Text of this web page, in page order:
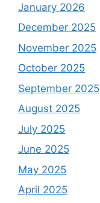
January 2026
December 2025
November 2025
October 2025
September 2025
August 2025
July 2025
June 2025
May 2025
April 2025